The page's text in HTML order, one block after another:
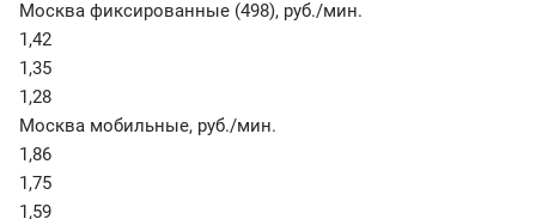
Москва фиксированные (498), руб./мин.
1,42
1,35
1,28
Москва мобильные, руб./мин.
1,86
1,75
1,59